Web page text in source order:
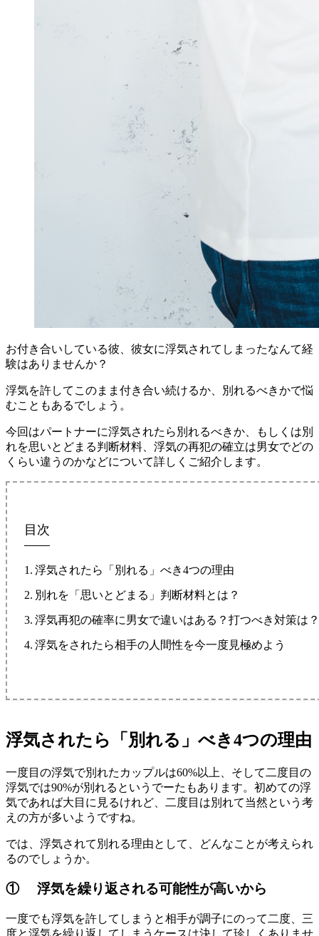
お付き合いしている彼、彼女に浮気されてしまったなんて経
験はありませんか？
浮気を許してこのまま付き合い続けるか、別れるべきかで悩
むこともあるでしょう。
今回はパートナーに浮気されたら別れるべきか、もしくは別
れを思いとどまる判断材料、浮気の再犯の確立は男女でどの
くらい違うのかなどについて詳しくご紹介します。
目次
浮気されたら「別れる」べき4つの理由
別れを「思いとどまる」判断材料とは？
浮気再犯の確率に男女で違いはある？打つべき対策は
浮気をされたら相手の人間性を今一度見極めよう
浮気されたら「別れる」べき4つの理由
一度目の浮気で別れたカップルは60%以上、そして二度目の
浮気では90%が別れるというでーたもあります。初めての浮
気であれば大目に見るけれど、二度目は別れて当然という考
えの方が多いようですね。
では、浮気されて別れる理由として、どんなことが考えられ
るのでしょうか。
① 浮気を繰り返される可能性が高いから
一度でも浮気を許してしまうと相手が調子にのって二度、三